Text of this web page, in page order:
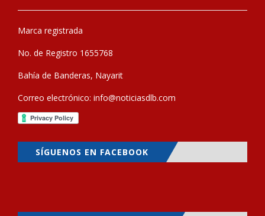
Marca registrada
No. de Registro 1655768
Bahía de Banderas, Nayarit
Correo electrónico: info@noticiasdlb.com
SÍGUENOS EN FACEBOOK